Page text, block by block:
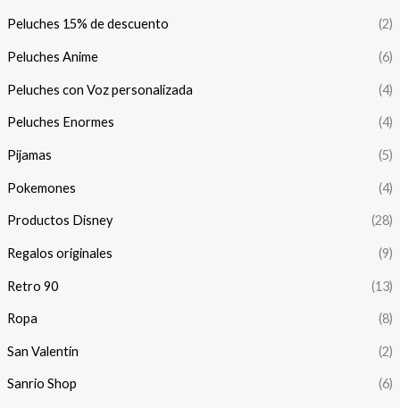
Peluches 15% de descuento (2)
Peluches Anime (6)
Peluches con Voz personalizada (4)
Peluches Enormes (4)
Pijamas (5)
Pokemones (4)
Productos Disney (28)
Regalos originales (9)
Retro 90 (13)
Ropa (8)
San Valentín (2)
Sanrio Shop (6)